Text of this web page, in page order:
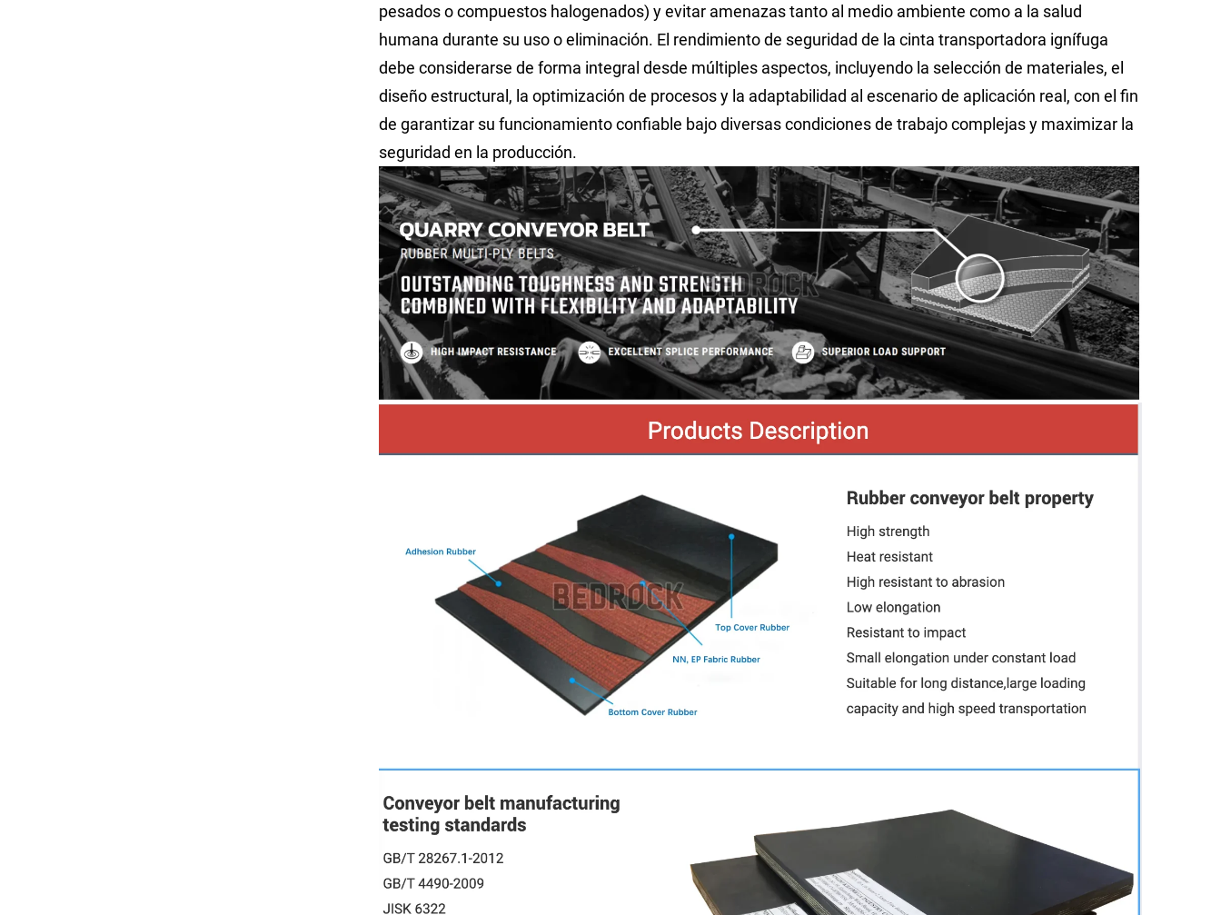
pesados o compuestos halogenados) y evitar amenazas tanto al medio ambiente como a la salud
humana durante su uso o eliminación. El rendimiento de seguridad de la cinta transportadora ignífuga
debe considerarse de forma integral desde múltiples aspectos, incluyendo la selección de materiales, el
diseño estructural, la optimización de procesos y la adaptabilidad al escenario de aplicación real, con el fin
de garantizar su funcionamiento confiable bajo diversas condiciones de trabajo complejas y maximizar la
seguridad en la producción.